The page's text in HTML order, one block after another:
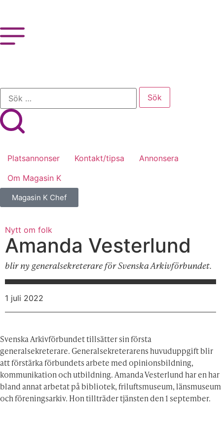
Platsannonser Kontakt/tipsa
Annonsera
Om Magasin K
Magasin K Chef
Nytt om folk
Amanda Vesterlund
blir ny generalsekreterare för Svenska Arkivförbundet.
1 juli 2022
Svenska Arkivförbundet tillsätter sin första
generalsekreterare. Generalsekreterarens huvuduppgift blir
att förstärka förbundets arbete med opinionsbildning,
kommunikation och utbildning. Amanda Vesterlund har en har
bland annat arbetat på bibliotek, friluftsmuseum, länsmuseum
och föreningsarkiv. Hon tillträder tjänsten den 1 september.